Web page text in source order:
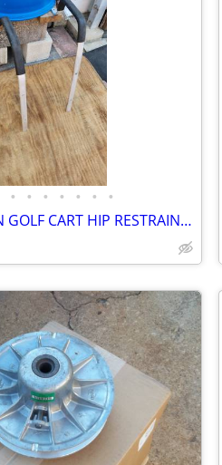
• • • • • • •
EZ GO MARATHON GOLF CART HIP RESTRAINTS